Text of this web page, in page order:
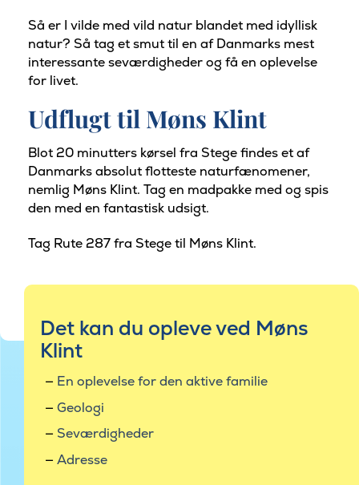
Så er I vilde med vild natur blandet med idyllisk
natur? Så tag et smut til en af Danmarks mest
interessante seværdigheder og få en oplevelse
for livet.
Udflugt til Møns Klint
Blot 20 minutters kørsel fra Stege findes et af
Danmarks absolut flotteste naturfænomener,
nemlig Møns Klint. Tag en madpakke med og spis
den med en fantastisk udsigt.
Tag Rute 287 fra Stege til Møns Klint.
Det kan du opleve ved Møns
Klint
En oplevelse for den aktive familie
Geologi
Seværdigheder
Adresse